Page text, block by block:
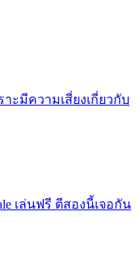
าะมีความเสี่ยงเกี่ยวกับ
เล่นฟรี ตีสองนี้เจอกัน